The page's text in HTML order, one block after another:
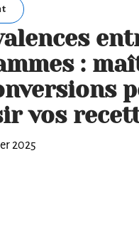
:
vos
2025